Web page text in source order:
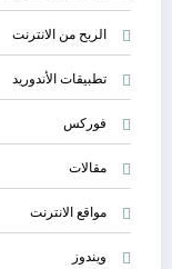
الربح من الانترنت
تطبيقات الأندوريد
فوركس
مقالات
مواقع الانترنت
ويندوز